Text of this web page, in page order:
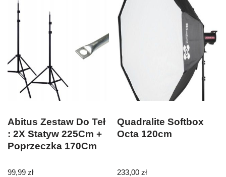
Abitus Zestaw Do Teł
: 2X Statyw 225Cm +
Poprzeczka 170Cm
99,99 zł
Quadralite Softbox
Octa 120cm
233,00zł